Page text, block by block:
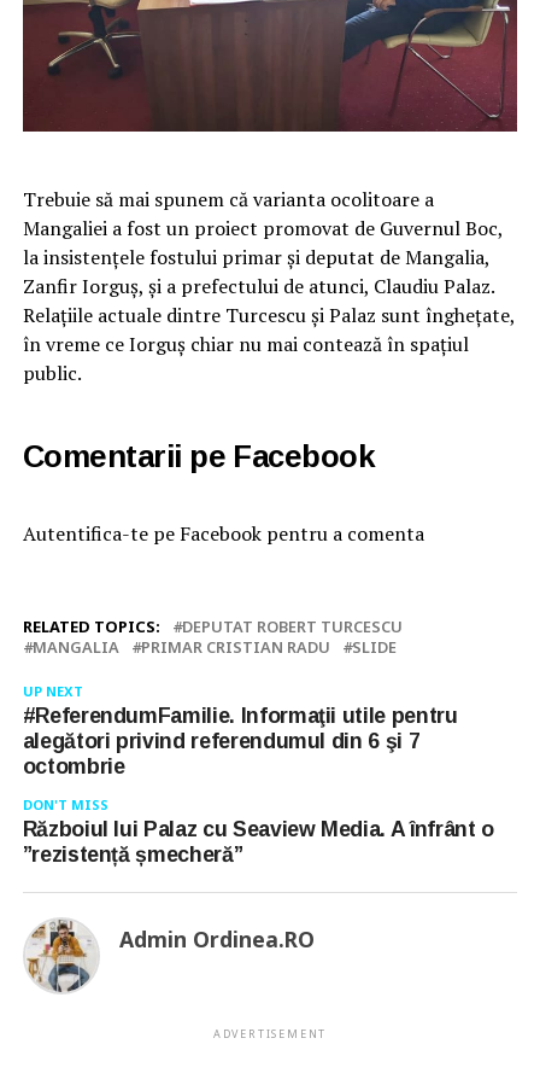
Trebuie să mai spunem că varianta ocolitoare a
Mangaliei a fost un proiect promovat de Guvernul Boc,
la insistențele fostului primar și deputat de Mangalia,
Zanfir Iorguș, și a prefectului de atunci, Claudiu Palaz.
Relațiile actuale dintre Turcescu și Palaz sunt înghețate,
în vreme ce Iorguș chiar nu mai contează în spațiul
public.
Comentarii pe Facebook
Autentifica-te pe Facebook pentru a comenta
RELATED TOPICS:
DEPUTAT ROBERT TURCESCU
MANGALIA
PRIMAR CRISTIAN RADU SLIDE
UP NEXT
#ReferendumFamilie. Informaţii utile pentru
alegători privind referendumul din 6 şi 7
octombrie
DON'T MISS
Războiul lui Palaz cu Seaview Media. A înfrânt o
”rezistență șmecheră”
Admin Ordinea.RO
ADVERTISEMENT